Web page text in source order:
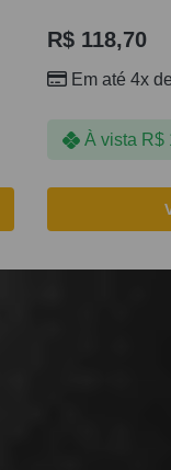
R$ 118,70
Em até 4x
À vista R$